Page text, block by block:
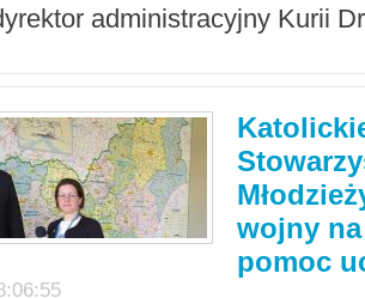
administracyjny Kurii
wojny
pomoc